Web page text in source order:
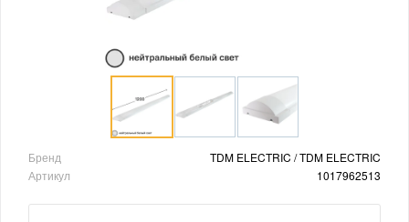
Бренд
TDM ELECTRIC / TDM ELECTRIC
Артикул
1017962513